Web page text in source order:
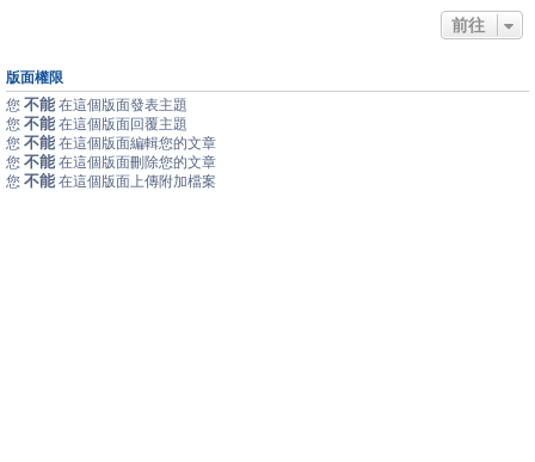
前往
版面權限
您 不能 在這個版面發表主題
您 不能 在這個版面回覆主題
您 不能 在這個版面編輯您的文章
您 不能 在這個版面刪除您的文章
您 不能 在這個版面上傳附加檔案